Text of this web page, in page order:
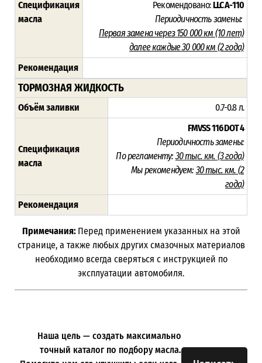
Спецификация
масла
Рекомендовано:LLC A-110
Периодичность замены:
Первая замена через 150 000 км (10 лет)
далее каждые 30 000 км (2 года)
Рекомендация
ТОРМОЗНАЯ ЖИДКОСТЬ
Объём заливки 0.7-0.8 л.
Спецификация
масла
FMVSS 116DOT 4
Периодичность замены:
По регламенту:30 тыс. км. (3 года)
Мы рекомендуем:30 тыс. км. (2
года)
Рекомендация
Примечания: Перед применением указанных на этой
странице, а также любых других смазочных материалов
необходимо всегда сверяться с инструкцией по
эксплуатации автомобиля.
Наша цель — создать максимально
точный каталог по подбору масла.